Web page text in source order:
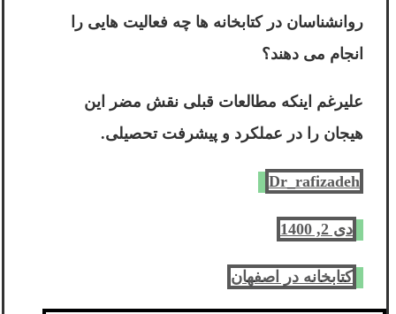
روانشناسان در کتابخانه ها چه فعالیت هایی را
انجام می دهند؟
علیرغم اینکه مطالعات قبلی نقش مضر این
هیجان را در عملکرد و پیشرفت تحصیلی.
Dr_rafizadeh
دی 2, 1400
کتابخانه در اصفهان